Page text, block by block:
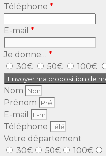
Téléphone *
E-mail *
Je donne… *
30€
50€ 100€
Nom
Prénom
E-mail
Téléphone
Votre département
30€
50€ 100€